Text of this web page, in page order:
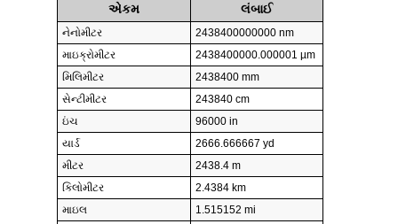
એકમ લંબાઈ
નેનોમીટર
2438400000000 nm
માઇક્રોમીટર
2438400000.000001 µm
મિલિમીટર
2438400 mm
સેન્ટીમીટર
243840 cm
ઇંચ
96000 in
યાર્ડ
2666.666667 yd
મીટર
2438.4 m
કિલોમીટર
2.4384 km
માઇલ
1.515152 mi